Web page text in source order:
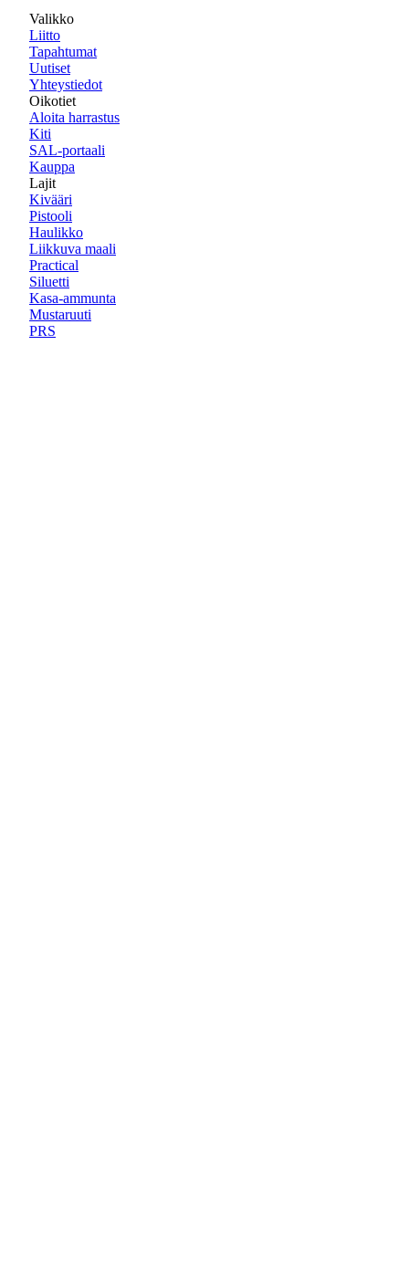
Valikko
Liitto
Tapahtumat
Uutiset
Yhteystiedot
Oikotiet
Aloita harrastus
Kiti
SAL-portaali
Kauppa
Lajit
Kivääri
Pistooli
Haulikko
Liikkuva maali
Practical
Siluetti
Kasa-ammunta
Mustaruuti
PRS